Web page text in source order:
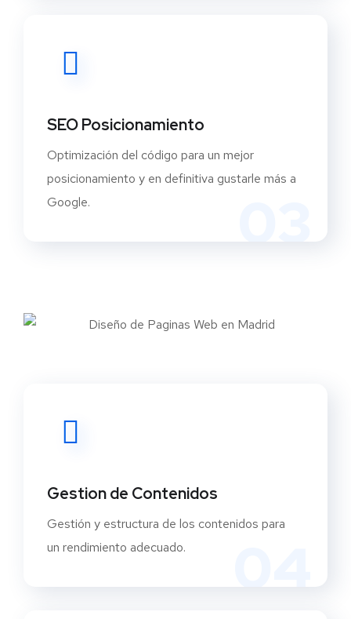
SEO Posicionamiento
Optimización del código para un mejor
posicionamiento y en definitiva gustarle más a
Google.
Gestion de Contenidos
Gestión y estructura de los contenidos para
un rendimiento adecuado.